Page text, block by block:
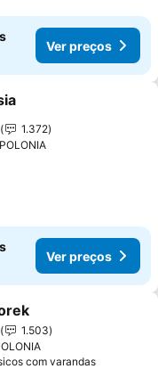
Ver preços
aos favoritos
1.372
Ver preços
aos favoritos
1.503
com varandas